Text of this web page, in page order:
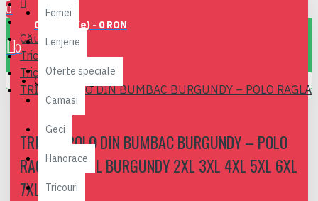
0
0 produs(e) - 0 RON
0
Coșul este gol!
Femei
Lenjerie
Oferte speciale
Camasi
Geci
Hanorace
Tricouri
Căutare
Tricouri
Tricouri polo
TRICOU POLO DIN BUMBAC BURGUNDY – POLO
TRICOU POLO DIN BUMBAC BURGUNDY – POLO
RAGLAN MARL BURGUNDY 2XL 3XL 4XL 5XL 6XL
7XL